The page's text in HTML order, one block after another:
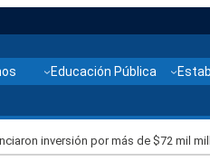
Educación Pública
inversión por más de $72 mil